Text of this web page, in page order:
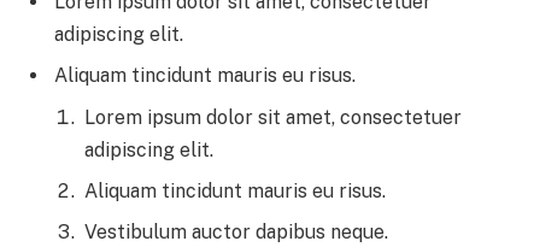
adipiscing elit.
Aliquam tincidunt mauris eu risus.
Lorem ipsum dolor sit amet, consectetuer
adipiscing elit.
Aliquam tincidunt mauris eu risus.
Vestibulum auctor dapibus neque.